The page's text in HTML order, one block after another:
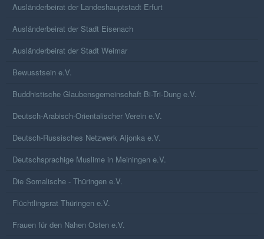
Ausländerbeirat der Landeshauptstadt Erfurt
Ausländerbeirat der Stadt Eisenach
Ausländerbeirat der Stadt Weimar
Bewusstsein e.V.
Buddhistische Glaubensgemeinschaft Bi-Tri-Dung e.V.
Deutsch-Arabisch-Orientalischer Verein e.V.
Deutsch-Russisches Netzwerk Aljonka e.V.
Deutschsprachige Muslime in Meiningen e.V.
Die Somalische - Thüringen e.V.
Flüchtlingsrat Thüringen e.V.
Frauen für den Nahen Osten e.V.